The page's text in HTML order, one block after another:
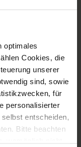
optimales
Cookies, die
unserer
sind, sowie
für
personalisierter
entscheiden,
Bitte beachten
Professional
Mikrofon - 3.5